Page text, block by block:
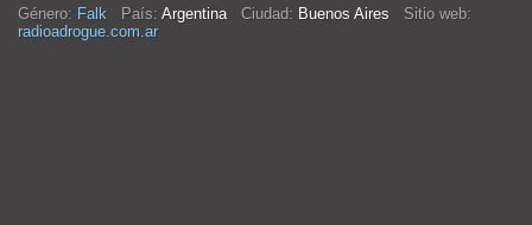
Género: Falk País: Argentina Ciudad: Buenos Aires Sitio web:
radioadrogue.com.ar